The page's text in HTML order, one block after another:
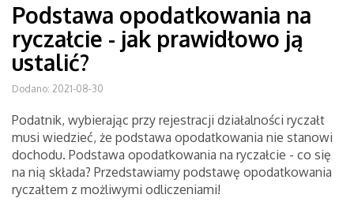
Podstawa opodatkowania na
ryczałcie - jak prawidłowo ją
ustalić?
Dodano: 2021-08-30
Podatnik, wybierając przy rejestracji działalności ryczałt
musi wiedzieć, że podstawa opodatkowania nie stanowi
dochodu. Podstawa opodatkowania na ryczałcie - co się
na nią składa? Przedstawiamy podstawę opodatkowania
ryczałtem z możliwymi odliczeniami!